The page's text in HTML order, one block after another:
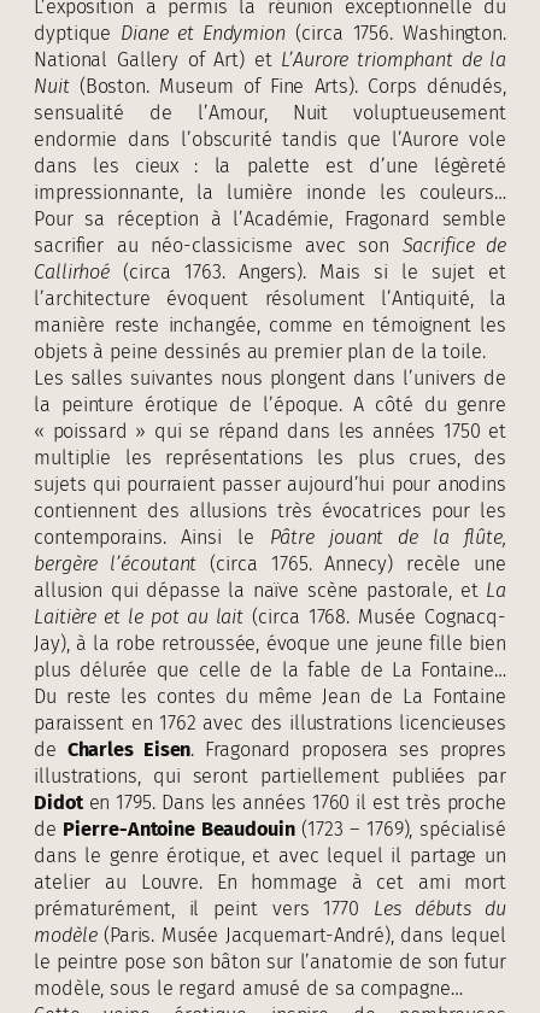
L’exposition a permis la réunion exceptionnelle du
dyptique Diane et Endymion (circa 1756. Washington.
National Gallery of Art) et L’Aurore triomphant de la
Nuit(Boston. Museum of Fine Arts). Corps dénudés,
sensualité de l’Amour, Nuit voluptueusement
endormie dans l’obscurité tandis que l’Aurore vole
dans les cieux : la palette est d’une légèreté
impressionnante, la lumière inonde les couleurs…
Pour sa réception à l’Académie, Fragonard semble
sacrifier au néo-classicisme avec son Sacrifice de
Callirhoé (circa 1763. Angers). Mais si le sujet et
l’architecture évoquent résolument l’Antiquité, la
manière reste inchangée, comme en témoignent les
objets à peine dessinés au premier plan de la toile.
Les salles suivantes nous plongent dans l’univers de
la peinture érotique de l’époque. A côté du genre
« poissard » qui se répand dans les années 1750 et
multiplie les représentations les plus crues, des
sujets qui pourraient passer aujourd’hui pour anodins
contiennent des allusions très évocatrices pour les
contemporains. Ainsi le Pâtre jouant de la flûte,
bergère l’écoutant (circa 1765. Annecy) recèle une
allusion qui dépasse la naïve scène pastorale, et La
Laitière et le pot au lait (circa 1768. Musée Cognacq-
Jay), à la robe retroussée, évoque une jeune fille bien
plus délurée que celle de la fable de La Fontaine…
Du reste les contes du même Jean de La Fontaine
paraissent en 1762 avec des illustrations licencieuses
de Charles Eisen. Fragonard proposera ses propres
illustrations, qui seront partiellement publiées par
Didoten 1795. Dans les années 1760 il est très proche
de Pierre-Antoine Beaudouin(1723 – 1769), spécialisé
dans le genre érotique, et avec lequel il partage un
atelier au Louvre. En hommage à cet ami mort
prématurément, il peint vers 1770 Les débuts du
modèle(Paris. Musée Jacquemart-André), dans lequel
le peintre pose son bâton sur l’anatomie de son futur
modèle, sous le regard amusé de sa compagne…